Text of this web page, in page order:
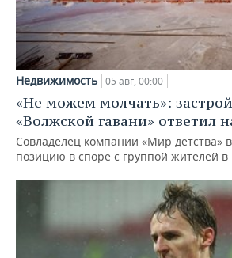
Недвижимость 05 авг, 00:00
«Не можем молчать»:
«Волжской гавани» ответил
Совладелец компании «Мир детства»
позицию в споре с группой жителей в